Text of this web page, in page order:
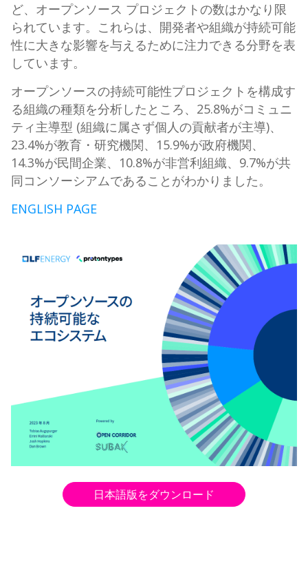
ど、オープンソース プロジェクトの数はかなり限
られています。これらは、開発者や組織が持続可能
性に大きな影響を与えるために注力できる分野を表
しています。
オープンソースの持続可能性プロジェクトを構成す
る組織の種類を分析したところ、25.8%がコミュニ
ティ主導型 (組織に属さず個人の貢献者が主導)、
23.4%が教育・研究機関、15.9%が政府機関、
14.3%が民間企業、10.8%が非営利組織、9.7%が共
同コンソーシアムであることがわかりました。
ENGLISH PAGE
日本語版をダウンロード